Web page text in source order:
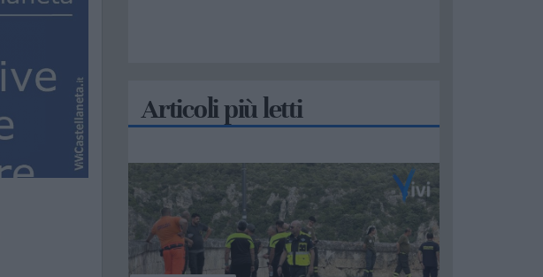
Articoli più letti